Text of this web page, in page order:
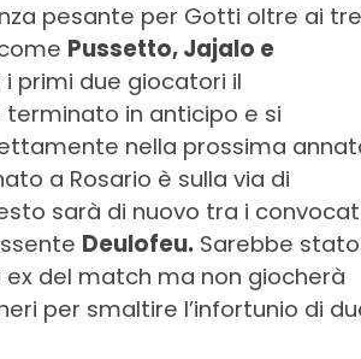
pesante per Gotti oltre ai tre
Pussetto, Jajalo e
i primi due giocatori il
in anticipo e si
nella prossima
a Rosario è sulla via di
sarà di nuovo tra i
Deulofeu. Sarebbe stato
ex del match ma non giocherà
per smaltire l’infortunio di